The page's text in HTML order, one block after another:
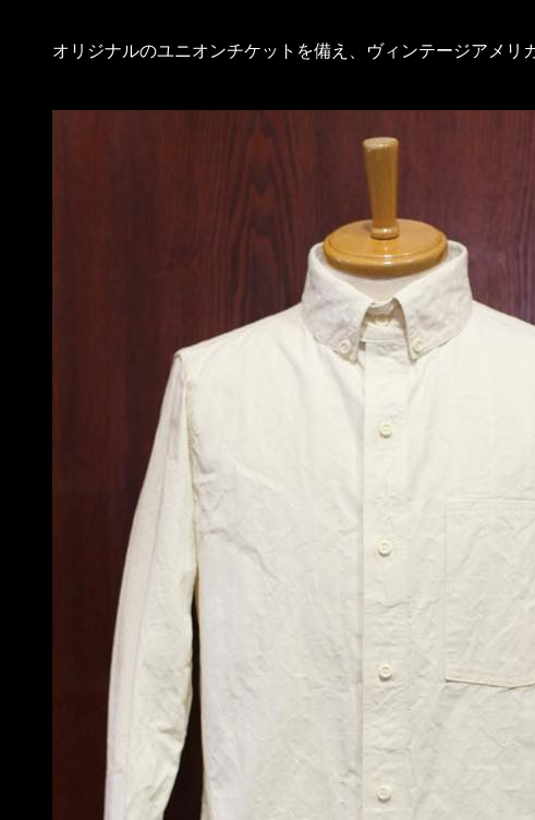
オリジナルのユニオンチケットを備え、ヴィンテージアメリ